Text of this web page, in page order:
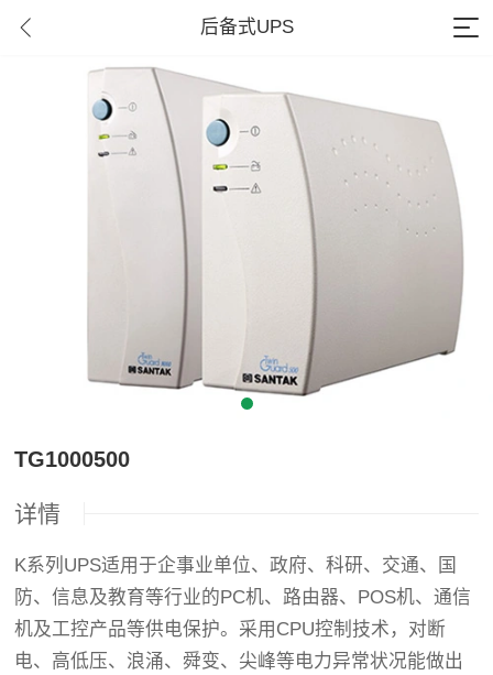
后备式UPS
TG1000500
详情
K系列UPS适用于企事业单位、政府、科研、交通、国
防、信息及教育等行业的PC机、路由器、POS机、通信
机及工控产品等供电保护。采用CPU控制技术，对断
电、高低压、浪涌、舜变、尖峰等电力异常状况能做出